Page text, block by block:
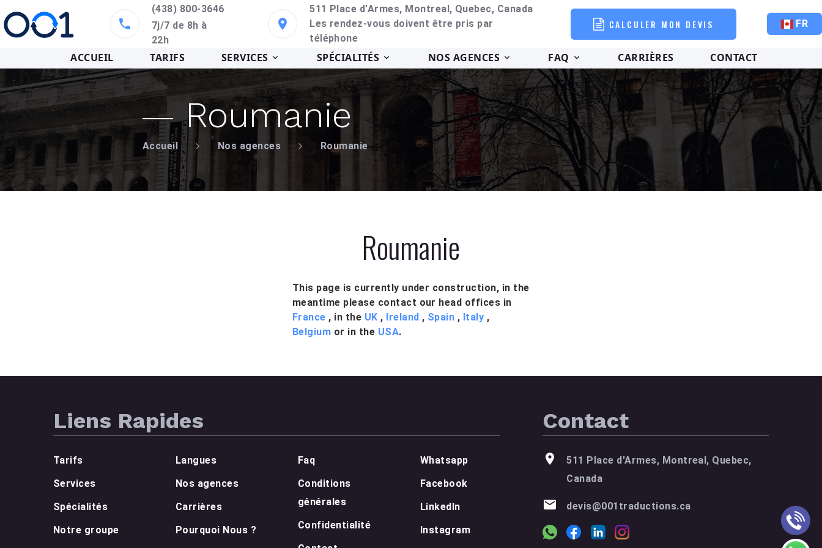
(438) 800-3646
7j/7 de 8h à
22h
511 Place d'Armes, Montreal, Quebec, Canada
Les rendez-vous doivent être pris par
téléphone
CALCULER MON DEVIS FR
ACCUEIL TARIFS SERVICES SPÉCIALITÉS NOS AGENCES FAQ CARRIÈRES CONTACT
Roumanie
Accueil Nos agences Roumanie
Roumanie
This page is currently under construction, in the
meantime please contact our head offices in
France , in the UK , Ireland , Spain , Italy ,
Belgium or in the USA.
Liens Rapides
Tarifs
Services
Spécialités
Notre groupe
Langues
Nos agences
Carrières
Pourquoi Nous ?
Faq
Conditions
générales
Confidentialité
Whatsapp
Facebook
LinkedIn
Instagram
Contact
511 Place d'Armes, Montreal, Quebec,
Canada
devis@001traductions.ca